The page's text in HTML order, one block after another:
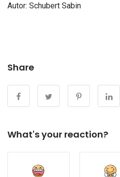
Autor: Schubert Sabin
Share
What's your reaction?